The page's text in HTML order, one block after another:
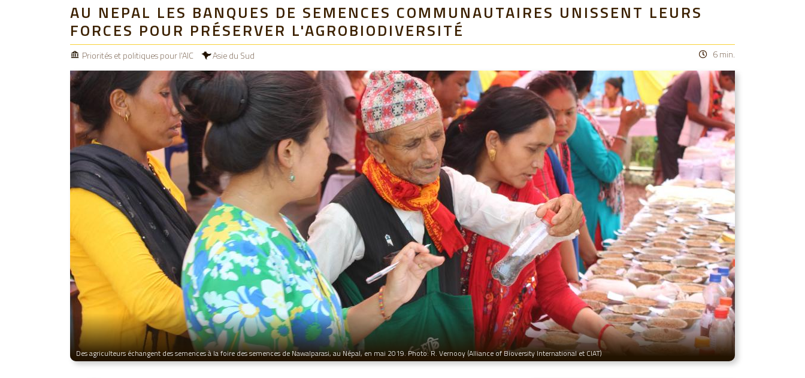
AU NEPAL LES BANQUES DE SEMENCES COMMUNAUTAIRES UNISSENT LEURS
FORCES POUR PRÉSERVER L'AGROBIODIVERSITÉ
Priorités et politiques pour l'AIC Asie du Sud 6 min.
Des agriculteurs échangent des semences à la foire des semences de Nawalparasi, au Népal, en mai 2019. Photo: R. Vernooy (Alliance of Bioversity International et CIAT)